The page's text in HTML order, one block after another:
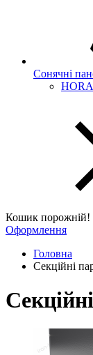
Сонячні
Кошик порожній!
Оформлення
Головна
Секційні